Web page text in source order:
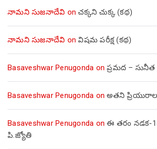
నామని సుజనాదేవి onచక్కని చుక్క (కథ)
నామని సుజనాదేవి onవిషమ పరీక్ష (క‌థ‌)
Basaveshwar Penugonda onప్రమద –
Basaveshwar Penugonda onఅతని
Basaveshwar Penugonda onఈ తరం నడక-
పి.జ్యోతి